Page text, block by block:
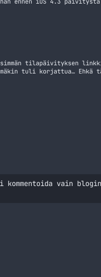
tilapäivityksen
tuli korjattua… Ehkä
vain